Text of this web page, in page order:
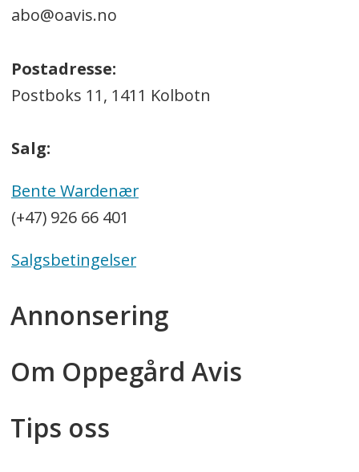
abo@oavis.no
Postadresse:
Postboks 11, 1411 Kolbotn
Salg:
Bente Wardenær
(+47) 926 66 401
Salgsbetingelser
Annonsering
Om Oppegård Avis
Tips oss